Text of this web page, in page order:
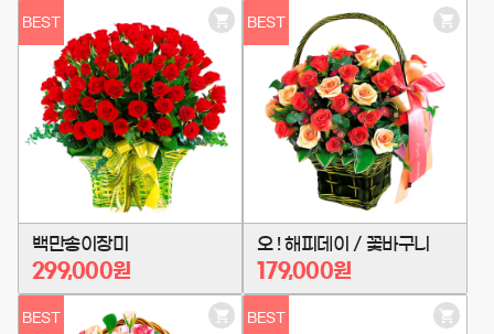
BEST
백만송이장미
299,000원
장
구
니
담
기
BEST
오 ! 해피데이 / 꽃바구니
179,000원
장
니
담
기
BEST
장
BEST
장